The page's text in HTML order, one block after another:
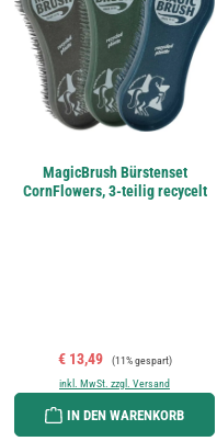
MagicBrush Bürstenset
CornFlowers, 3-teilig recycelt
Verkaufspreis:
€ 13,49 Regulärer Preis:
(11% gespart)
inkl. MwSt. zzgl. Versand
IN DEN WARENKORB